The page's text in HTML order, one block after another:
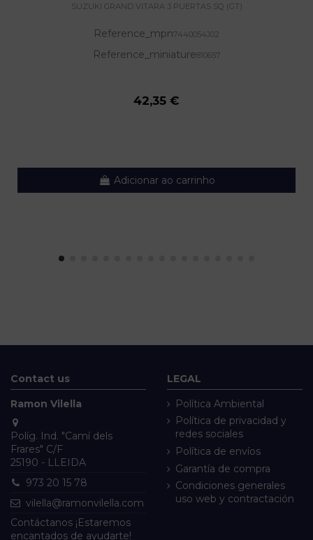
SUZUKI GRAND VITARA 3 PUERTAS SQ (GT)
Reference_mpn7440054J02
Reference_miniature810657
42,35 €
Adicionar ao carrinho
Contact us
Ramon Vilella
Políg. Ind. "Camí dels
Frares" C/F
25190 - LLEIDA
973 20 15 78
vilella@ramonvilella.com
Contáctanos ¡Estaremos
encantados de ayudarte!
LEGAL
Política Ambiental
Política de privacidad y
redes sociales
Política de envíos
Garantía de compra
Condiciones generales
uso web y contractación